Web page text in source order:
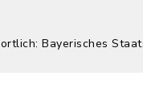
Bayerisches